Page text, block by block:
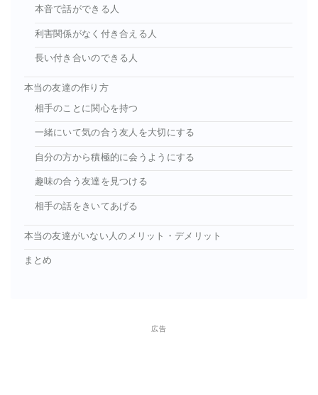
本音で話ができる人
利害関係がなく付き合える人
長い付き合いのできる人
本当の友達の作り方
相手のことに関心を持つ
一緒にいて気の合う友人を大切にする
自分の方から積極的に会うようにする
趣味の合う友達を見つける
相手の話をきいてあげる
本当の友達がいない人のメリット・デメリット
まとめ
広告